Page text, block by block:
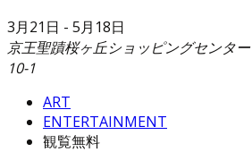
3月21日 - 5月18日
京王聖蹟桜ヶ丘ショッピングセンター
10-1
ART
ENTERTAINMENT
観覧無料